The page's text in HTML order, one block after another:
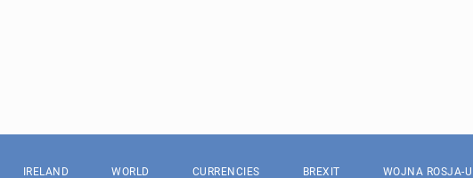
IRELAND WORLD CURRENCIES BREXIT WOJNA ROSJA-